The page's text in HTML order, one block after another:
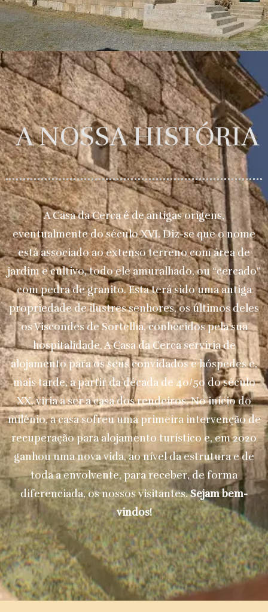
A NOSSA HISTÓRIA
A Casa da Cerca é de antigas origens,
eventualmente do século XVI. Diz-se que o nome
está associado ao extenso terreno com área de
jardim e cultivo, todo ele amuralhado, ou “cercado”
com pedra de granito. Esta terá sido uma antiga
propriedade de ilustres senhores, os últimos deles
os Viscondes de Sortelha, conhecidos pela sua
hospitalidade. A Casa da Cerca serviria de
alojamento para os seus convidados e hóspedes e,
mais tarde, a partir da década de 40/50 do século
XX, viria a ser a casa dos rendeiros. No início do
milénio, a casa sofreu uma primeira intervenção de
recuperação para alojamento turístico e, em 2020
ganhou uma nova vida, ao nível da estrutura e de
toda a envolvente, para receber, de forma
diferenciada, os nossos visitantes.Sejam bem-
vindos!